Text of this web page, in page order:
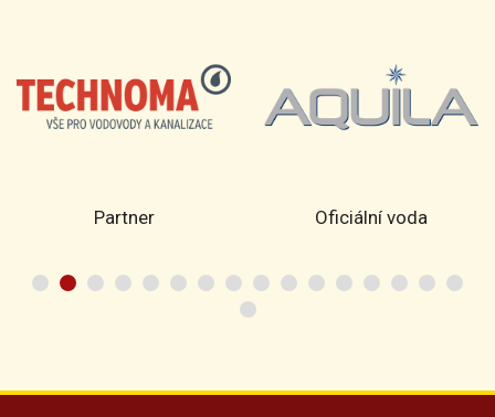
Partner Oficiální voda